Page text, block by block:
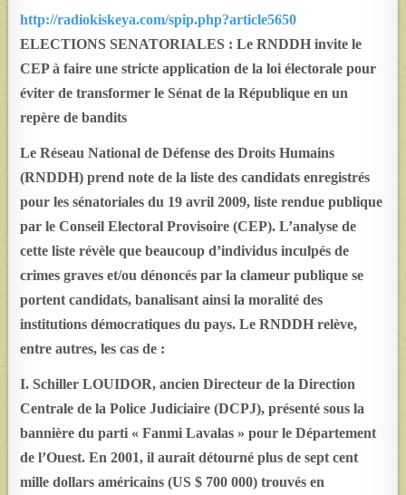
http://radiokiskeya.com/spip.php?article5650
ELECTIONS SENATORIALES : Le RNDDH invite le
CEP à faire une stricte application de la loi électorale pour
éviter de transformer le Sénat de la République en un
repère de bandits
Le Réseau National de Défense des Droits Humains
(RNDDH) prend note de la liste des candidats enregistrés
pour les sénatoriales du 19 avril 2009, liste rendue publique
par le Conseil Electoral Provisoire (CEP). L’analyse de
cette liste révèle que beaucoup d’individus inculpés de
crimes graves et/ou dénoncés par la clameur publique se
portent candidats, banalisant ainsi la moralité des
institutions démocratiques du pays. Le RNDDH relève,
entre autres, les cas de :
I. Schiller LOUIDOR, ancien Directeur de la Direction
Centrale de la Police Judiciaire (DCPJ), présenté sous la
bannière du parti « Fanmi Lavalas » pour le Département
de l’Ouest. En 2001, il aurait détourné plus de sept cent
mille dollars américains (US $ 700 000) trouvés en